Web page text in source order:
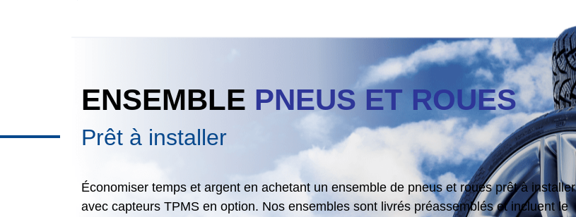
ENSEMBLE PNEUS ET ROUES
Prêt à installer
Économiser temps et argent en achetant un ensemble de pneus et roues prêt à installer
avec capteurs TPMS en option. Nos ensembles sont livrés préassemblés et incluent le